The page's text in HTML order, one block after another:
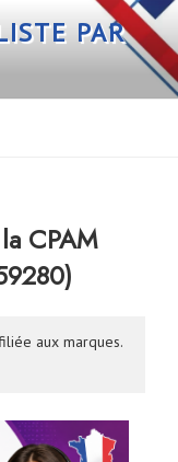
PAR
CPAM
aux marques.